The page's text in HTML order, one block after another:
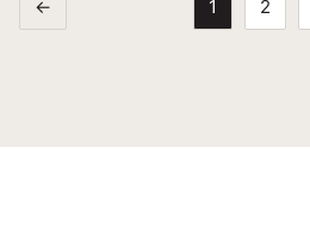
← 1 2